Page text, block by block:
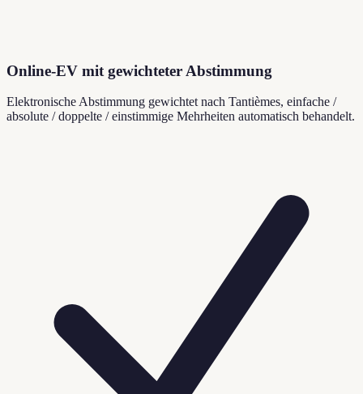
Online-EV mit gewichteter Abstimmung
Elektronische Abstimmung gewichtet nach Tantièmes, einfache /
absolute / doppelte / einstimmige Mehrheiten automatisch behandelt.